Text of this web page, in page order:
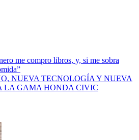
me compro libros, y, si me sobra
NUEVA TECNOLOGÍA Y NUEVA
LA GAMA HONDA CIVIC